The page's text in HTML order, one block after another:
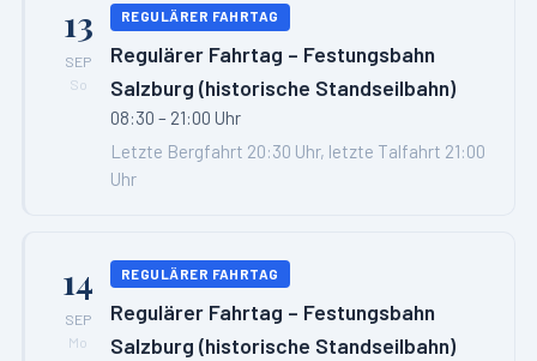
13
SEP
So
REGULÄRER FAHRTAG
Regulärer Fahrtag – Festungsbahn
Salzburg (historische Standseilbahn)
08:30 – 21:00 Uhr
Letzte Bergfahrt 20:30 Uhr, letzte Talfahrt 21:00
Uhr
14
SEP
Mo
REGULÄRER FAHRTAG
Regulärer Fahrtag – Festungsbahn
Salzburg (historische Standseilbahn)